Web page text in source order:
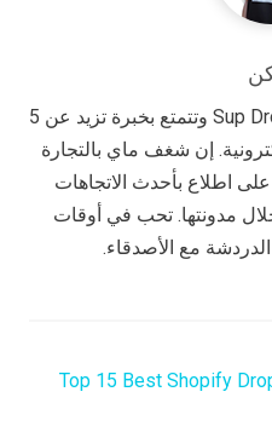
ماي هي مدوّنة في Sup Dropshipping وتتمتع بخبرة تزيد عن 5
إن شغف ماي بالتجارة
على اطلاع بأحدث الاتجاهات
مدونتها. تحب في أوقات
الدردشة مع الأصدقاء.
Top 15 Best Shopify